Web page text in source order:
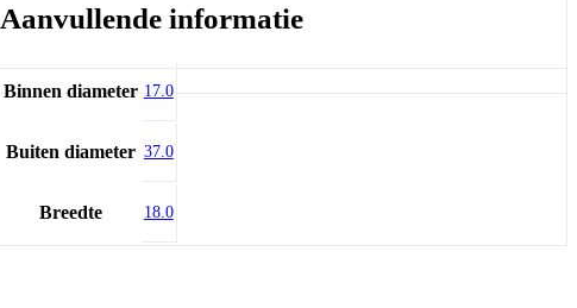
Aanvullende informatie
Binnen diameter 17.0
Buiten diameter 37.0
Breedte 18.0